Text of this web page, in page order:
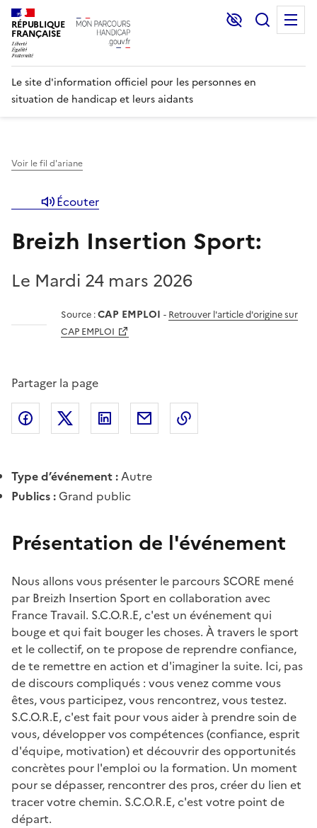
RÉPUBLIQUE
FRANÇAISE
Lecture et
Le site d'information officiel pour les personnes en
situation de handicap et leurs aidants
Voir le fil d'ariane
Écouter
Breizh Insertion Sport:
Le Mardi 24 mars 2026
Source :CAP EMPLOI - Retrouver l'article d'origine sur
CAP EMPLOI
Partager la page
Partager l'article surFacebook
Partager l'article sur X (anciennement
Partager l'article sur
Partager l'article par courriel
Type d’événement :Autre
Publics :Grand public
Présentation de l'événement
Nous allons vous présenter le parcours SCORE mené
par Breizh Insertion Sport en collaboration avec
France Travail. S.C.O.R.E, c'est un événement qui
bouge et qui fait bouger les choses. À travers le sport
et le collectif, on te propose de reprendre confiance,
de te remettre en action et d'imaginer la suite. Ici, pas
de discours compliqués : vous venez comme vous
êtes, vous participez, vous rencontrez, vous testez.
S.C.O.R.E, c'est fait pour vous aider à prendre soin de
vous, développer vos compétences (confiance, esprit
d'équipe, motivation) et découvrir des opportunités
concrètes pour l'emploi ou la formation. Un moment
pour se dépasser, rencontrer des pros, créer du lien et
tracer votre chemin. S.C.O.R.E, c'est votre point de
départ.